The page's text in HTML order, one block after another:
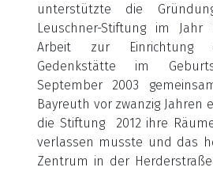
unterstützte die
Leuschner-Stiftung im
Arbeit zur Einrichtung
Gedenkstätte im
September 2003
Bayreuth vor zwanzig Jahren
die Stiftung 2012 ihre
verlassen musste und das
Zentrum in der